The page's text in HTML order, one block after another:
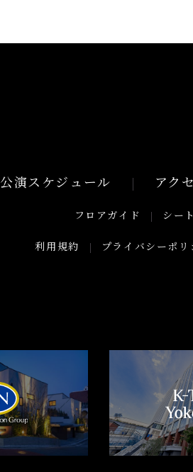
公演スケジュール アク
フロアガイド シー
利用規約 プライバシーポリ